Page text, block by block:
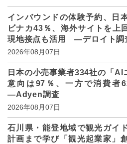
インバウンドの体験予約、日
ビナカ43％、海外サイトを上
現地接点も活用 ―デロイト調
2026年08月07日
日本の小売事業者334社の「AI
意向は97％、一方で消費
―Adyen調査
2026年08月07日
石川県・能登地域で観光ガイ
計画まで学び「観光起業家